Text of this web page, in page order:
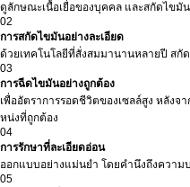
ดูลักษณะเนื้อเยื่อของบุคคล และสกัดไขมั
02
การสกัดไขมันอย่างละเอียด
ด้วยเทคโนโลยีที่สั่งสมมานานหลายปี สกั
03
การฉีดไขมันอย่างถูกต้อง
เพื่ออัตราการรอดชีวิตของเซลล์สูง หลัง
หน่งที่ถูกต้อง
04
การรักษาที่ละเอียดอ่อน
ออกแบบอย่างแม่นยำ โดยคำนึงถึงความ
05